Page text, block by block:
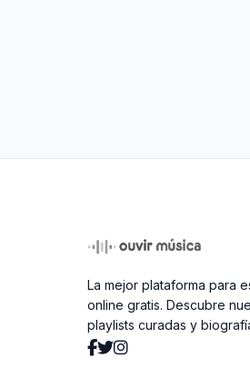
La mejor plataforma para
online gratis. Descubre
playlists curadas y